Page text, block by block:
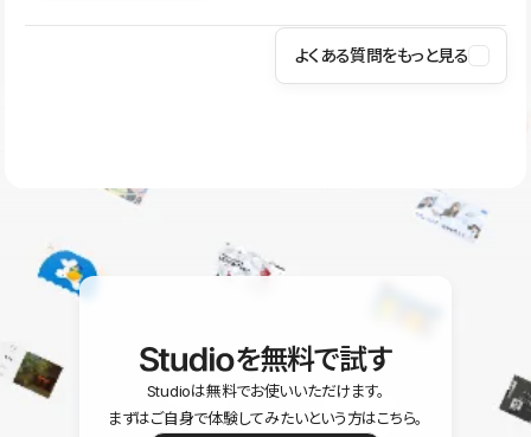
はSSL/TLSによる通信暗号化に対応しており、悪質なスクリプトの
操作方法や機能については、ヘルプセンターでご確認いただけま
ユーザー同士で質問・相談できるコミュニティもご利用ください。
よくある質問をもっと見る
を無料で試す
Studioは無料でお使いいただけます。
まずはご自身で体験してみたいという方はこちら。